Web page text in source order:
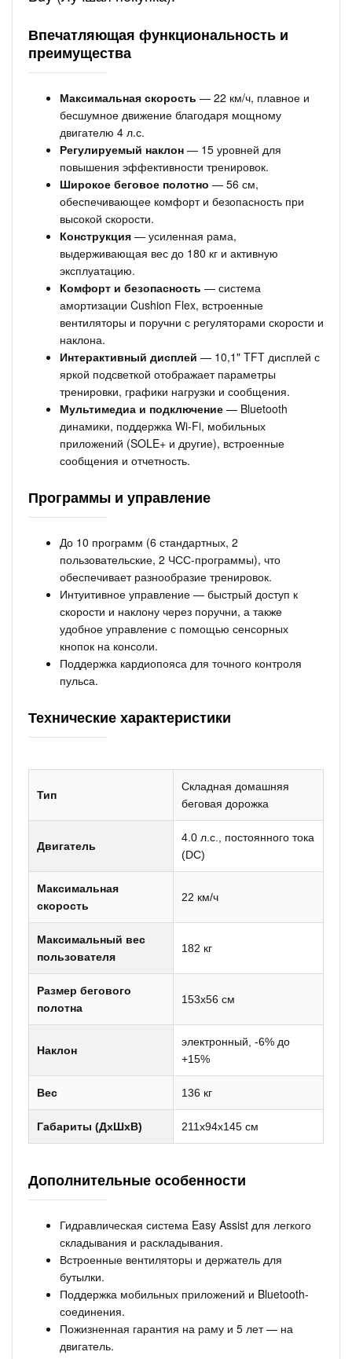
Впечатляющая функциональность и
преимущества
Максимальная скорость — 22 км/ч, плавное и
бесшумное движение благодаря мощному
двигателю 4 л.с.
Регулируемый наклон — 15 уровней для
повышения эффективности тренировок.
Широкое беговое полотно — 56 см,
обеспечивающее комфорт и безопасность при
высокой скорости.
Конструкция — усиленная рама,
выдерживающая вес до 180 кг и активную
эксплуатацию.
Комфорт и безопасность — система
амортизации Cushion Flex, встроенные
вентиляторы и поручни с регуляторами скорости и
наклона.
Интерактивный дисплей — 10,1" TFT дисплей с
яркой подсветкой отображает параметры
тренировки, графики нагрузки и сообщения.
Мультимедиа и подключение — Bluetooth
динамики, поддержка Wi-Fi, мобильных
приложений (SOLE+ и другие), встроенные
сообщения и отчетность.
Программы и управление
До 10 программ (6 стандартных, 2
пользовательские, 2 ЧСС-программы), что
обеспечивает разнообразие тренировок.
Интуитивное управление — быстрый доступ к
скорости и наклону через поручни, а также
удобное управление с помощью сенсорных
кнопок на консоли.
Поддержка кардиопояса для точного контроля
пульса.
Технические характеристики
Тип
Складная домашняя
беговая дорожка
Двигатель
4.0 л.с., постоянного тока
(DC)
Максимальная
скорость
22 км/ч
Максимальный вес
пользователя
182 кг
Размер бегового
полотна
153х56 см
Наклон
электронный, -6% до
+15%
Вес 136 кг
Габариты (ДхШхВ) 211х94х145 см
Дополнительные особенности
Гидравлическая система Easy Assist для легкого
складывания и раскладывания.
Встроенные вентиляторы и держатель для
бутылки.
Поддержка мобильных приложений и Bluetooth-
соединения.
Пожизненная гарантия на раму и 5 лет — на
двигатель.